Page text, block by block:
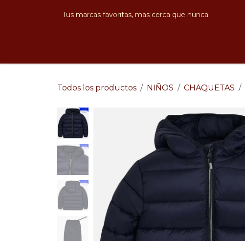
Tus marcas favoritas, mas cerca que nunca
Todos los productos NIÑOS CHAQUETAS